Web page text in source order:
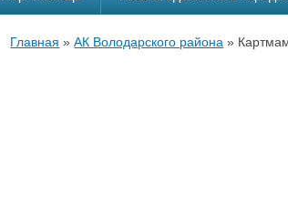
Главная »АК Володарского района »